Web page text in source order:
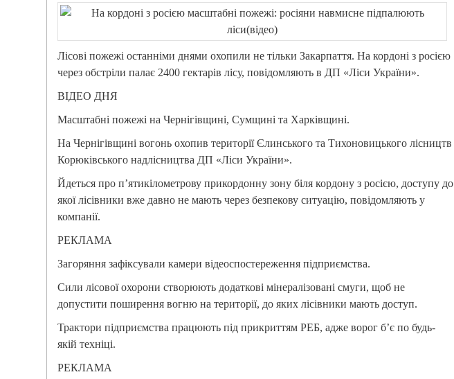
Лісові пожежі останніми днями охопили не тільки Закарпаття. На кордоні з росією
через обстріли палає 2400 гектарів лісу, повідомляють в ДП «Ліси України».
ВІДЕО ДНЯ
Масштабні пожежі на Чернігівщині, Сумщині та Харківщині.
На Чернігівщині вогонь охопив території Єлинського та Тихоновицького лісництв
Корюківського надлісництва ДП «Ліси України».
Йдеться про п’ятикілометрову прикордонну зону біля кордону з росією, доступу до
якої лісівники вже давно не мають через безпекову ситуацію, повідомляють у
компанії.
РЕКЛАМА
Загоряння зафіксували камери відеоспостереження підприємства.
Сили лісової охорони створюють додаткові мінералізовані смуги, щоб не
допустити поширення вогню на території, до яких лісівники мають доступ.
Трактори підприємства працюють під прикриттям РЕБ, адже ворог б’є по будь-
якій техніці.
РЕКЛАМА